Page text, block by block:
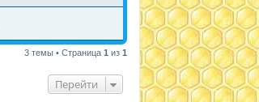
3 темы • Страница 1 из 1
Перейти